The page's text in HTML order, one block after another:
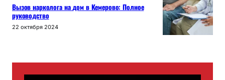
Вызов нарколога на дом в Кемерово: Полное
руководство
22 октября 2024